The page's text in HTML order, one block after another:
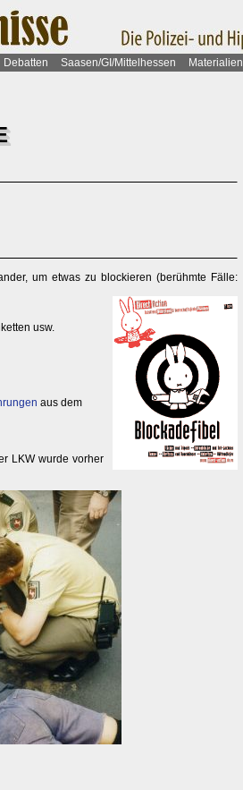
Debatten Saasen/GI/Mittelhessen Materialien
um etwas zu blockieren (berühmte Fälle:
usw.
aus dem
LKW wurde vorher